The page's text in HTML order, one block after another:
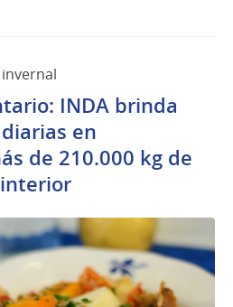
INDA brinda
en
de 210.000 kg de